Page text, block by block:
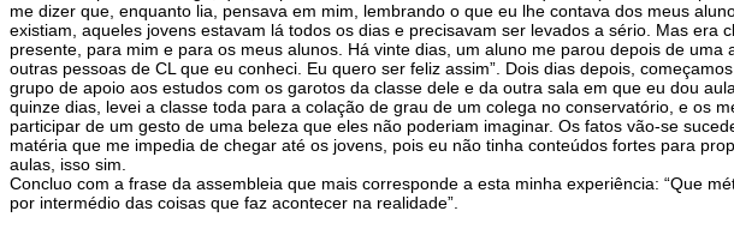
me dizer que, enquanto lia, pensava em mim, lembrando o que eu lhe contava dos meus
existiam, aqueles jovens estavam lá todos os dias e precisavam ser levados a sério. Mas
presente, para mim e para os meus alunos. Há vinte dias, um aluno me parou depois de
outras pessoas de CL que eu conheci. Eu quero ser feliz assim”. Dois dias depois,
grupo de apoio aos estudos com os garotos da classe dele e da outra sala em que eu dou
quinze dias, levei a classe toda para a colação de grau de um colega no conservatório, e os
participar de um gesto de uma beleza que eles não poderiam imaginar. Os fatos vão-se
matéria que me impedia de chegar até os jovens, pois eu não tinha conteúdos fortes para
aulas, isso sim.
Concluo com a frase da assembleia que mais corresponde a esta minha experiência: “Que
por intermédio das coisas que faz acontecer na realidade”.